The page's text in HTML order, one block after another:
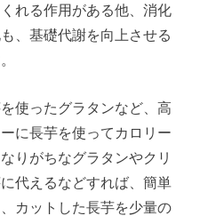
れる作用がある他、消化
、基礎代謝を向上させる
使ったグラタンなど、高
に長芋を使ってカロリー
りがちなグラタンやクリ
代えるなどすれば、簡単
カットした長芋を少量の